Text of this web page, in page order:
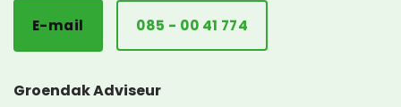
E-mail 085 - 00 41 774
Groendak Adviseur